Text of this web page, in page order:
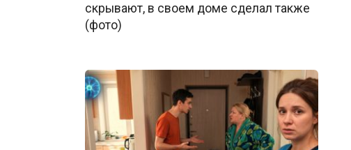
скрывают, в своем доме сделал также
(фото)